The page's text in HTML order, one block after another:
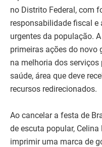
no Distrito Federal, com
responsabilidade fiscal e
urgentes da população.
primeiras ações do novo
na melhoria dos
saúde, área que deve
recursos redirecionados.
Ao cancelar a festa de
de escuta popular,
imprimir uma marca de